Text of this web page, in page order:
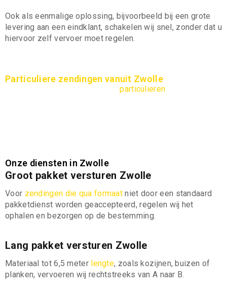
Ook als eenmalige oplossing, bijvoorbeeld bij een grote
levering aan een eindklant, schakelen wij snel, zonder dat u
hiervoor zelf vervoer moet regelen.
Particuliere zendingen vanuit Zwolle
Naast bedrijven helpen wij ookparticulieren
Onze diensten in Zwolle
Groot pakket versturen Zwolle
Voor zendingen die qua formaat niet door een standaard
pakketdienst worden geaccepteerd, regelen wij het
ophalen en bezorgen op de bestemming.
Lang pakket versturen Zwolle
Materiaal tot 6,5 meter lengte, zoals kozijnen, buizen of
planken, vervoeren wij rechtstreeks van A naar B.